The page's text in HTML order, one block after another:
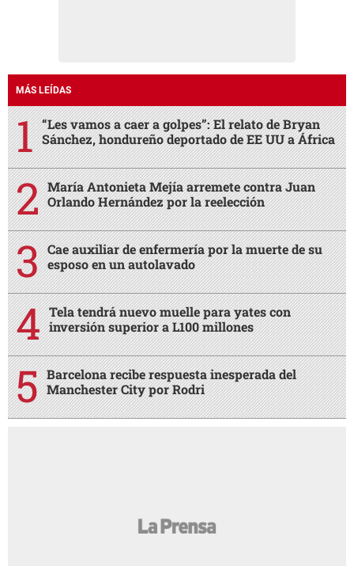
MÁS LEÍDAS
“Les vamos a caer a golpes”: El relato de Bryan
Sánchez, hondureño deportado de EE UU a África
María Antonieta Mejía arremete contra Juan
Orlando Hernández por la reelección
Cae auxiliar de enfermería por la muerte de su
esposo en un autolavado
Tela tendrá nuevo muelle para yates con
inversión superior a L100 millones
Barcelona recibe respuesta inesperada del
Manchester City por Rodri